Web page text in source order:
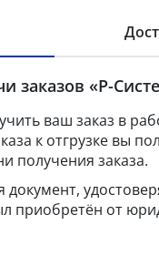
заказов «Р-
ваш заказ в
к отгрузке вы
получения заказа.
приобретён от